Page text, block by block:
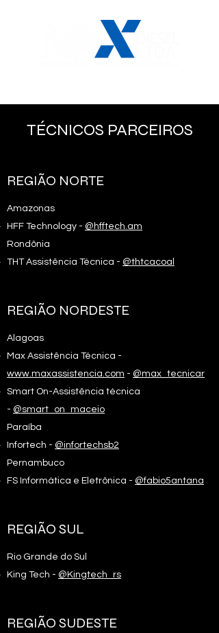
TÉCNICOS PARCEIROS
REGIÃO NORTE
Amazonas
HFF Technology - @hfftech.am
Rondônia
THT Assistência Técnica - @thtcacoal
REGIÃO NORDESTE
Alagoas
Max Assistência Técnica -
www.maxassistencia.com - @max_tecnicar
Smart On-Assistência técnica
- @smart_on_maceio
Paraíba​​
Infortech - @infortechsb2
Pernambuco
FS Informática e Eletrônica - @fabio5antana
REGIÃO SUL
Rio Grande do Sul
King Tech - @Kingtech_rs​
REGIÃO SUDESTE